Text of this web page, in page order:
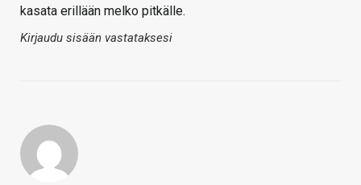
kasata erillään melko pitkälle.
Kirjaudu sisään vastataksesi